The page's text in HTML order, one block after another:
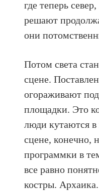
где теперь
решают
они
Потом света
сцене.
огораживают
площадки. Это
люди кутаются
сцене, конечно,
программки в
все равно
костры.